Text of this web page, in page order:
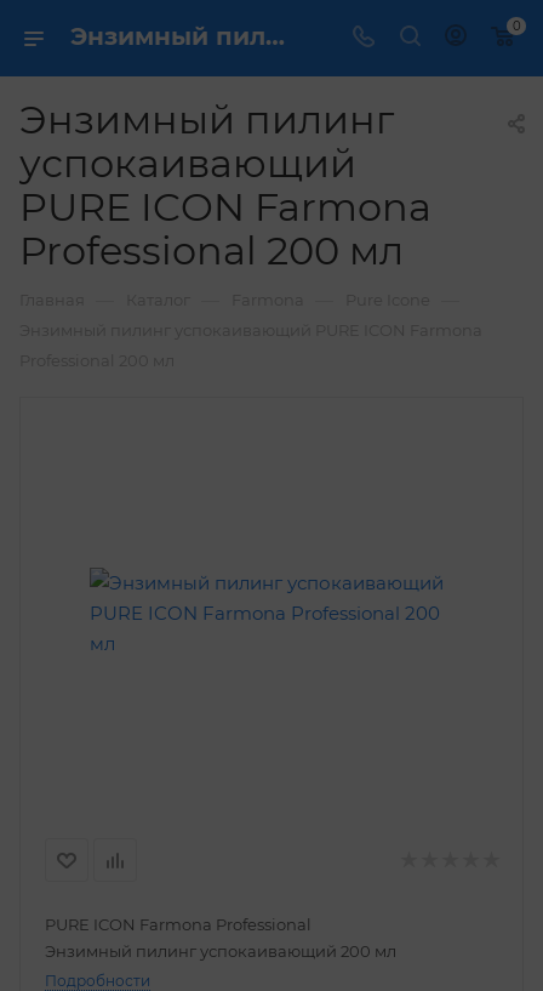
Энзимный пилинг успокаивающий PURE ICON Farmona Professional 200 мл купить по выгодной цене в интернет магазине 0
Энзимный пилинг
успокаивающий
PURE ICON Farmona
Professional 200 мл
PURE ICON Farmona Professional
Энзимный пилинг успокаивающий 200 мл
Подробности